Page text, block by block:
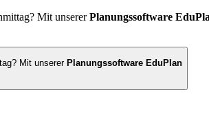
Mit unsererPlanungssoftware
Mit unserer Planungssoftware EduPlan